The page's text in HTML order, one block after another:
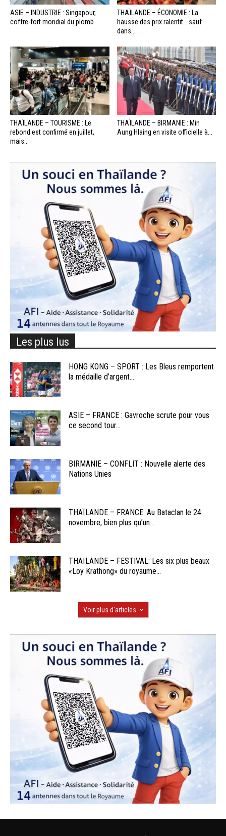
ASIE – INDUSTRIE : Singapour,
coffre-fort mondial du plomb
THAÏLANDE – ÉCONOMIE : La
hausse des prix ralentit… sauf
dans...
THAÏLANDE – TOURISME : Le
rebond est confirmé en juillet,
mais...
THAÏLANDE – BIRMANIE : Min
Aung Hlaing en visite officielle à...
Les plus lus
HONG KONG – SPORT : Les Bleus remportent
la médaille d’argent...
ASIE – FRANCE : Gavroche scrute pour vous
ce second tour...
BIRMANIE – CONFLIT : Nouvelle alerte des
Nations Unies
THAÏLANDE – FRANCE: Au Bataclan le 24
novembre, bien plus qu’un...
THAÏLANDE – FESTIVAL: Les six plus beaux
«Loy Krathong» du royaume...
Voir plus d'articles